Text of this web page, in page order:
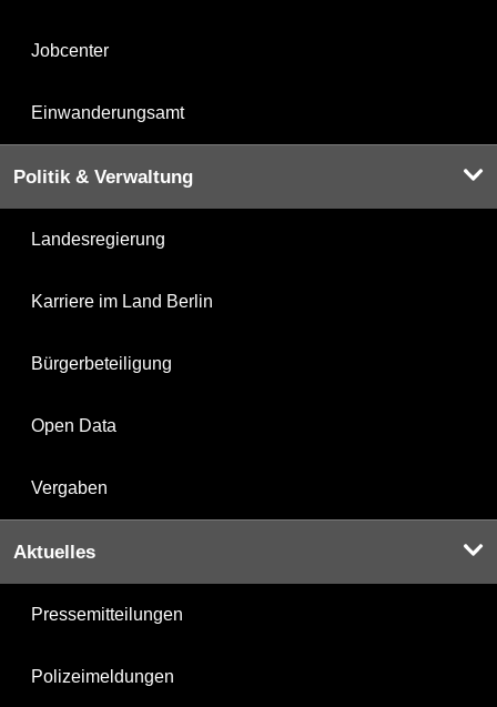
Jobcenter
Einwanderungsamt
Politik & Verwaltung
Landesregierung
Karriere im Land Berlin
Bürgerbeteiligung
Open Data
Vergaben
Aktuelles
Pressemitteilungen
Polizeimeldungen